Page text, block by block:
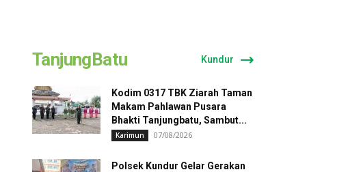
TanjungBatu Kundur
Kodim 0317 TBK Ziarah Taman
Makam Pahlawan Pusara
Bhakti Tanjungbatu, Sambut...
Karimun 07/08/2026
Polsek Kundur Gelar Gerakan